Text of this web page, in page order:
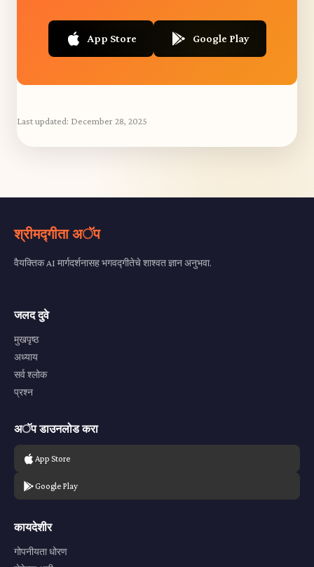
App Store Google Play
Last updated: December 28, 2025
श्रीमद्गीता अॅप
वैयक्तिक AI मार्गदर्शनासह भगवद्गीतेचे शाश्वत ज्ञान अनुभवा.
जलद दुवे
मुखपृष्ठ
अध्याय
सर्व श्लोक
प्रश्न
अॅप डाउनलोड करा
App Store
Google Play
कायदेशीर
गोपनीयता धोरण